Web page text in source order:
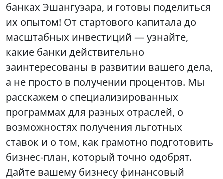
банках Эшангузара, и готовы поделиться
их опытом! От стартового капитала до
масштабных инвестиций — узнайте,
какие банки действительно
заинтересованы в развитии вашего дела,
а не просто в получении процентов. Мы
расскажем о специализированных
программах для разных отраслей, о
возможностях получения льготных
ставок и о том, как грамотно подготовить
бизнес-план, который точно одобрят.
Дайте вашему бизнесу финансовый